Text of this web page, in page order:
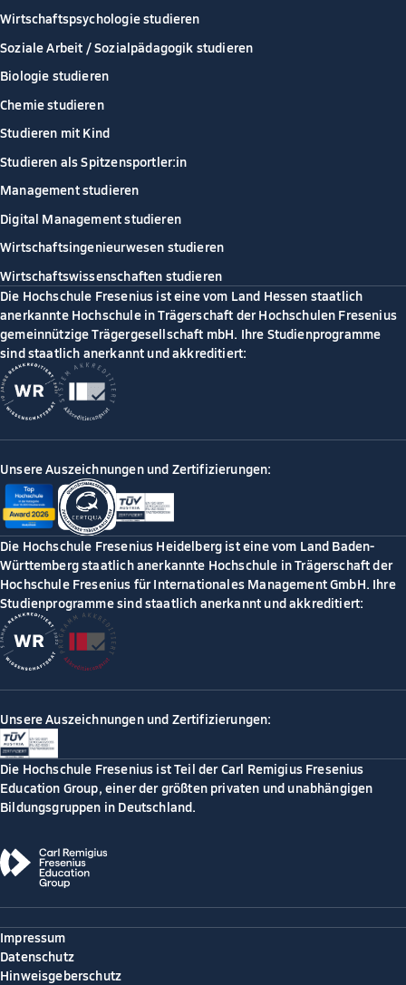
Wirtschaftspsychologie studieren
Soziale Arbeit / Sozialpädagogik studieren
Biologie studieren
Chemie studieren
Studieren mit Kind
Studieren als Spitzensportler:in
Management studieren
Digital Management studieren
Wirtschaftsingenieurwesen studieren
Wirtschaftswissenschaften studieren
Die Hochschule Fresenius ist eine vom Land Hessen staatlich
anerkannte Hochschule in Trägerschaft der Hochschulen Fresenius
gemeinnützige Trägergesellschaft mbH. Ihre Studienprogramme
sind staatlich anerkannt und akkreditiert:
Unsere Auszeichnungen und Zertifizierungen:
Die Hochschule Fresenius Heidelberg ist eine vom Land Baden-
Württemberg staatlich anerkannte Hochschule in Trägerschaft der
Hochschule Fresenius für Internationales Management GmbH. Ihre
Studienprogramme sind staatlich anerkannt und akkreditiert:
Unsere Auszeichnungen und Zertifizierungen:
Die Hochschule Fresenius ist Teil der Carl Remigius Fresenius
Education Group, einer der größten privaten und unabhängigen
Bildungsgruppen in Deutschland.
Impressum
Datenschutz
Hinweisgeberschutz